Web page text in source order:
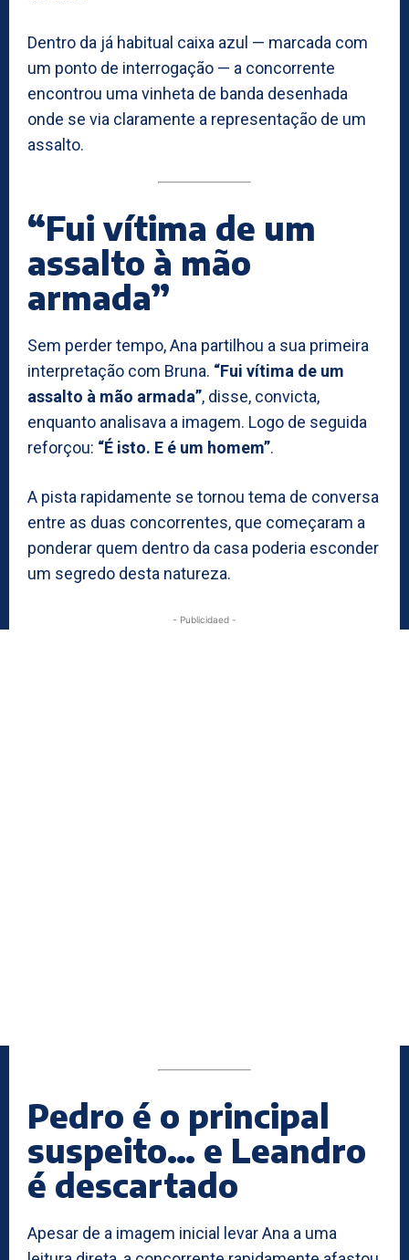
Dentro da já habitual caixa azul — marcada com
um ponto de interrogação — a concorrente
encontrou uma vinheta de banda desenhada
onde se via claramente a representação de um
assalto.
“Fui vítima de um
assalto à mão
armada”
Sem perder tempo, Ana partilhou a sua primeira
interpretação com Bruna. “Fui vítima de um
assalto à mão armada”, disse, convicta,
enquanto analisava a imagem. Logo de seguida
reforçou: “É isto. E é um homem”.
A pista rapidamente se tornou tema de conversa
entre as duas concorrentes, que começaram a
ponderar quem dentro da casa poderia esconder
um segredo desta natureza.
- Publicidaed -
Pedro é o principal
suspeito… e Leandro
é descartado
Apesar de a imagem inicial levar Ana a uma